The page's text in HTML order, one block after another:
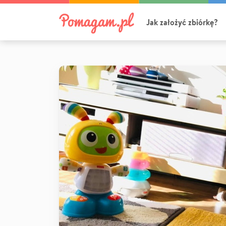
Jak założyć zbiórkę?